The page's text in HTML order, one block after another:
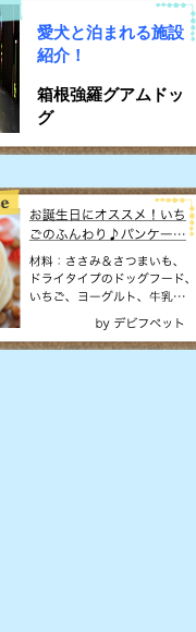
愛犬と泊まれる施設
紹介！
箱根強羅グアムドッ
グ